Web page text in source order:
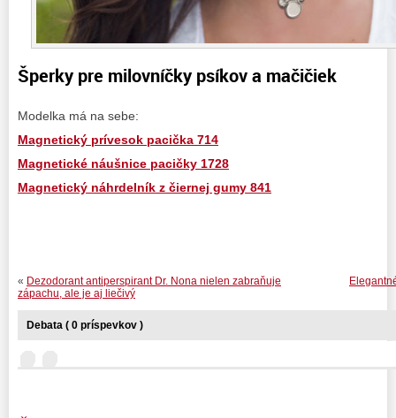
Šperky pre milovníčky psíkov a mačičiek
Modelka má na sebe:
Magnetický prívesok pacička 714
Magnetické náušnice pacičky 1728
Magnetický náhrdelník z čiernej gumy 841
« Dezodorant antiperspirant Dr. Nona nielen zabraňuje
zápachu, ale je aj liečivý
Debata ( 0 príspevkov )